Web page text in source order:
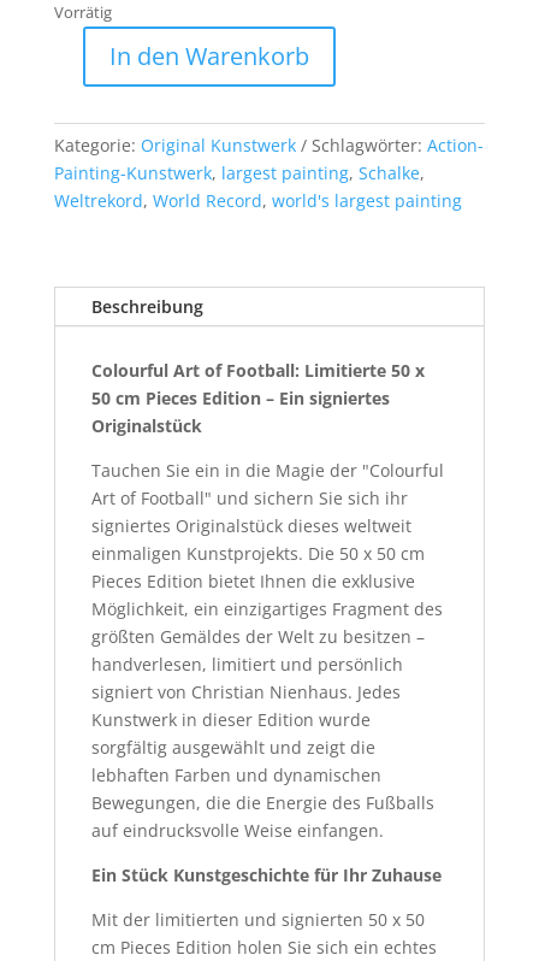
Vorrätig
50cm
Pieces
Edition
Original
Signiert
In den Warenkorb
e
r
n
a
v
Kategorie: Original Kunstwerk Schlagwörter: Action-
Painting-Kunstwerk, largest painting, Schalke,
Weltrekord, World Record, world's largest painting
Beschreibung
Colourful Art of Football: Limitierte 50 x
50 cm Pieces Edition – Ein signiertes
Originalstück
Tauchen Sie ein in die Magie der "Colourful
Art of Football" und sichern Sie sich ihr
signiertes Originalstück dieses weltweit
einmaligen Kunstprojekts. Die 50 x 50 cm
Pieces Edition bietet Ihnen die exklusive
Möglichkeit, ein einzigartiges Fragment des
größten Gemäldes der Welt zu besitzen –
handverlesen, limitiert und persönlich
signiert von Christian Nienhaus. Jedes
Kunstwerk in dieser Edition wurde
sorgfältig ausgewählt und zeigt die
lebhaften Farben und dynamischen
Bewegungen, die die Energie des Fußballs
auf eindrucksvolle Weise einfangen.
Ein Stück Kunstgeschichte für Ihr Zuhause
Mit der limitierten und signierten 50 x 50
cm Pieces Edition holen Sie sich ein echtes